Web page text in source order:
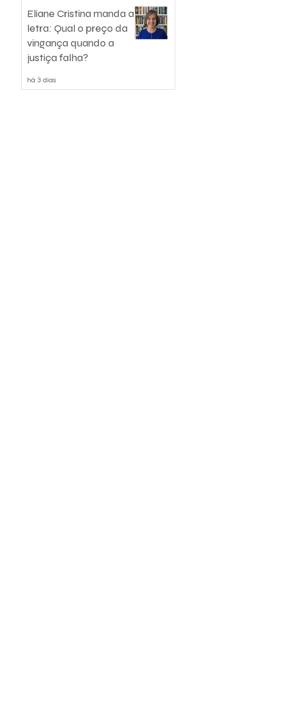
Eliane Cristina manda a
letra: Qual o preço da
vingança quando a
justiça falha?
há 3 dias